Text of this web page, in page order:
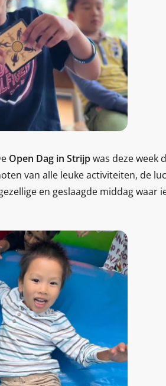
Open Dag in Strijpwas deze week
van alle leuke activiteiten, de
en geslaagde middag waar